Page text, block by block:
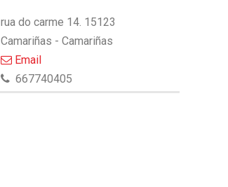
rua do carme 14. 15123
Camariñas - Camariñas
Email
667740405